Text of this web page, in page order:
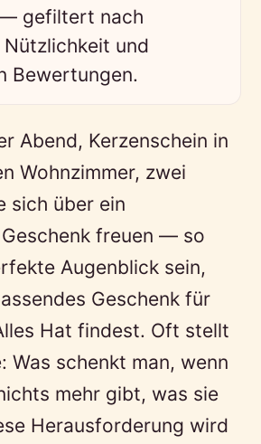
gefiltert nach
und
Bewertungen.
Abend, Kerzenschein in
Wohnzimmer, zwei
sich über ein
freuen — so
Augenblick sein,
Geschenk für
Hat findest. Oft stellt
Was schenkt man, wenn
mehr gibt, was sie
Herausforderung wird